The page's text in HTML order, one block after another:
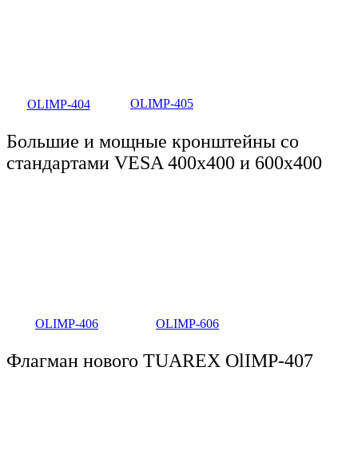
OLIMP-404 OLIMP-405
Большие и мощные кронштейны со
стандартами VESA 400x400 и 600x400
OLIMP-406 OLIMP-606
Флагман нового TUAREX OlIMP-407